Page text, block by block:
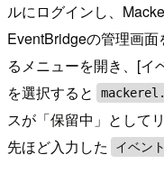
ルにログインし、
EventBridgeの管理画
るメニューを開き、[イ
を選択すると
スが「保留中」として
先ほど入力した
イベン